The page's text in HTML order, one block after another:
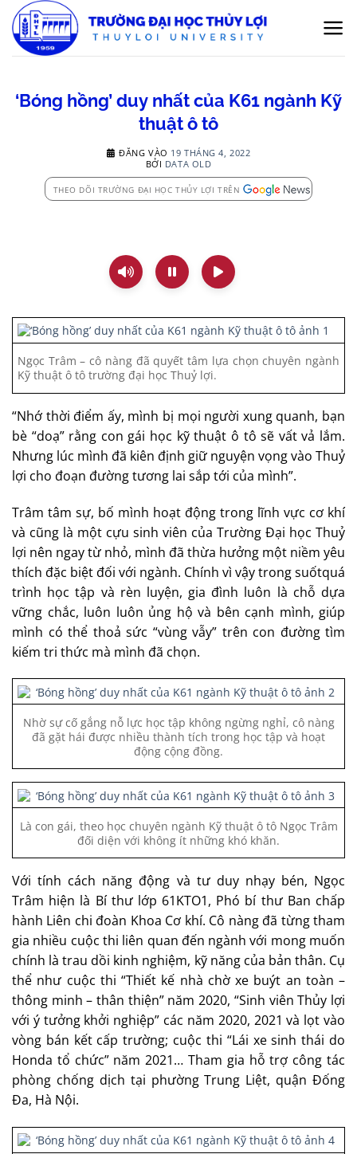
qua
nội
‘Bóng hồng’ duy nhất của K61 ngành Kỹ
thuật ô tô
ĐĂNG VÀO 19 THÁNG 4, 2022
BỞI DATA OLD
THEO DÕI TRƯỜNG ĐẠI HỌC THỦY LỢI TRÊN
Ngọc Trâm – cô nàng đã quyết tâm lựa chọn chuyên ngành
Kỹ thuật ô tô trường đại học Thuỷ lợi.
“Nhớ thời điểm ấy, mình bị mọi người xung quanh, bạn
bè “doạ” rằng con gái học kỹ thuật ô tô sẽ vất vả lắm.
Nhưng lúc mình đã kiên định giữ nguyện vọng vào Thuỷ
lợi cho đoạn đường tương lai sắp tới của mình”.
Trâm tâm sự, bố mình hoạt động trong lĩnh vực cơ khí
và cũng là một cựu sinh viên của Trường Đại học Thuỷ
lợi nên ngay từ nhỏ, mình đã thừa hưởng một niềm yêu
thích đặc biệt đối với ngành. Chính vì vậy trong suốtquá
trình học tập và rèn luyện, gia đình luôn là chỗ dựa
vững chắc, luôn luôn ủng hộ và bên cạnh mình, giúp
mình có thể thoả sức “vùng vẫy” trên con đường tìm
kiếm tri thức mà mình đã chọn.
Nhờ sự cố gắng nỗ lực học tập không ngừng nghỉ, cô nàng
đã gặt hái được nhiều thành tích trong học tập và hoạt
động cộng đồng.
Là con gái, theo học chuyên ngành Kỹ thuật ô tô Ngọc Trâm
đối diện với không ít những khó khăn.
Với tính cách năng động và tư duy nhạy bén, Ngọc
Trâm hiện là Bí thư lớp 61KTO1, Phó bí thư Ban chấp
hành Liên chi đoàn Khoa Cơ khí. Cô nàng đã từng tham
gia nhiều cuộc thi liên quan đến ngành với mong muốn
chính là trau dồi kinh nghiệm, kỹ năng của bản thân. Cụ
thể như cuộc thi “Thiết kế nhà chờ xe buýt an toàn –
thông minh – thân thiện” năm 2020, “Sinh viên Thủy lợi
với ý tưởng khởi nghiệp” các năm 2020, 2021 và lọt vào
vòng bán kết cấp trường; cuộc thi “Lái xe sinh thái do
Honda tổ chức” năm 2021… Tham gia hỗ trợ công tác
phòng chống dịch tại phường Trung Liệt, quận Đống
Đa, Hà Nội.